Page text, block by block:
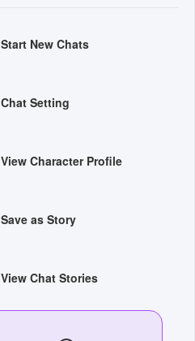
Start New Chats
Chat Setting
View Character Profile
Save as Story
View Chat Stories